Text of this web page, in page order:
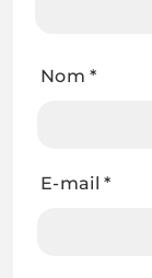
Nom*
E-mail*